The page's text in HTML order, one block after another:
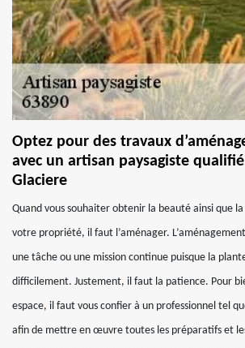
Optez pour des travaux
avec un artisan paysagiste
Glaciere
Quand vous souhaiter obtenir la beauté ainsi que
votre propriété, il faut l’aménager.
une tâche ou une mission continue puisque la
difficilement. Justement, il faut la patience. Pour
espace, il faut vous confier à un professionnel tel
afin de mettre en œuvre toutes les préparatifs et